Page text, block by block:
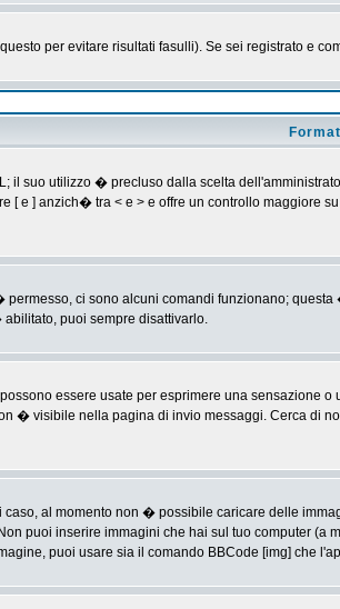
per evitare risultati fasulli). Se sei registrato e
il suo utilizzo � precluso dalla scelta
[ e ] anzich� tra < e > e offre un controllo maggiore
permesso, ci sono alcuni comandi funzionano;
puoi sempre disattivarlo.
essere usate per esprimere una sensazione
� visibile nella pagina di invio messaggi. Cerca di
al momento non � possibile caricare delle
puoi inserire immagini che hai sul tuo computer
puoi usare sia il comando BBCode [img] che